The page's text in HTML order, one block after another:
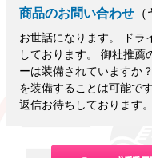
商品のお問い合わせ
お世話になります。 ドラ
しております。 御社推薦
ーは装備されていますか
を装備することは可能で
返信お待ちしております。